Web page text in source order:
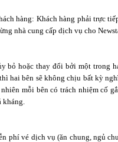
hàng: Khách hàng phải trực
nhà cung cấp dịch vụ cho
bỏ hoặc thay đổi bởi một trong
hai bên sẽ không chịu bất kỳ
mỗi bên có trách nhiệm cố
kháng.
phí vé dịch vụ (ăn chung, ngủ